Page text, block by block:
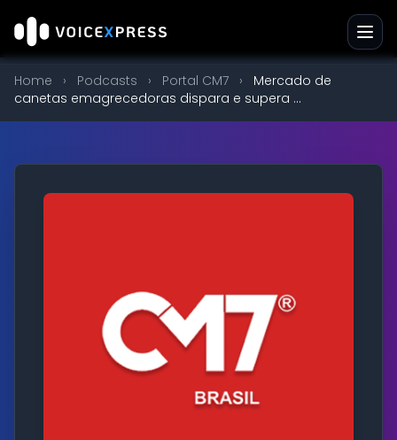
Home › Podcasts › Portal CM7 ›
Mercado de
canetas emagrecedoras dispara e supera ...